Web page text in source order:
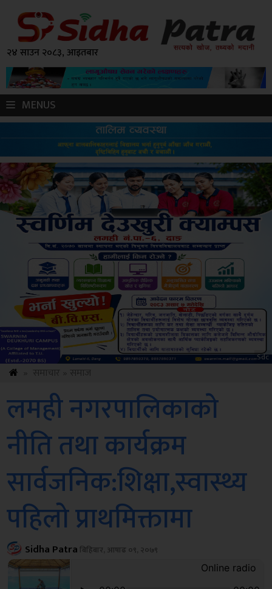
२४ साउन २०८३, आइतबार
MENUS
Sdc
लमही नगरपालिकाकाे
नीति तथा कार्यक्रम
सार्वजनिक:शिक्षा,स्वास्थ्य
पहिलो प्राथमिक्तामा
Sidha Patraबिहिबार, आषाढ ०९, २०७९